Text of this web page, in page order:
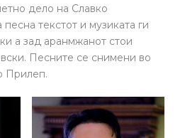
дело на Славко
текстот и музиката ги
а зад аранмжанот стои
Песните се снимени во
Прилеп.